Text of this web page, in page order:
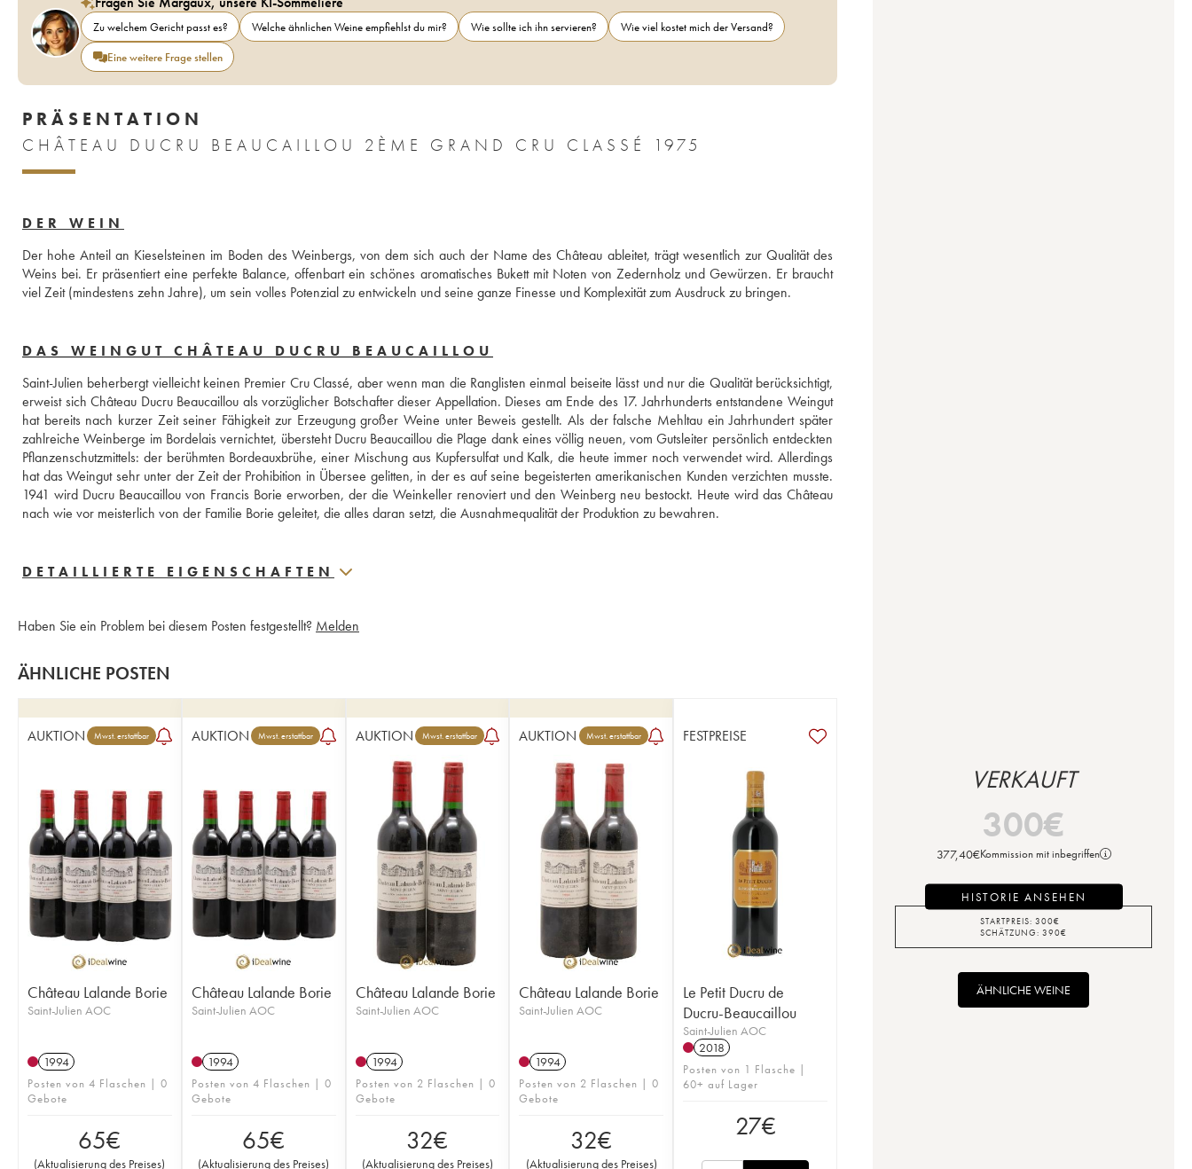
Zu welchem Gericht passt es? Welche ähnlichen Weine empfiehlst du mir? Wie sollte ich ihn servieren?
Wie viel kostet mich der Versand?
Eine weitere Frage stellen
PRÄSENTATION
CHÂTEAU DUCRU BEAUCAILLOU 2ÈME GRAND CRU CLASSÉ 1975
DER WEIN
Der hohe Anteil an Kieselsteinen im Boden des Weinbergs, von dem sich auch der Name des Château ableitet, trägt wesentlich zur Qualität des
Weins bei. Er präsentiert eine perfekte Balance, offenbart ein schönes aromatisches Bukett mit Noten von Zedernholz und Gewürzen. Er braucht
viel Zeit (mindestens zehn Jahre), um sein volles Potenzial zu entwickeln und seine ganze Finesse und Komplexität zum Ausdruck zu bringen.
DAS WEINGUT CHÂTEAU DUCRU BEAUCAILLOU
Saint-Julien beherbergt vielleicht keinen Premier Cru Classé, aber wenn man die Ranglisten einmal beiseite lässt und nur die Qualität berücksichtigt,
erweist sich Château Ducru Beaucaillou als vorzüglicher Botschafter dieser Appellation. Dieses am Ende des 17. Jahrhunderts entstandene Weingut
hat bereits nach kurzer Zeit seiner Fähigkeit zur Erzeugung großer Weine unter Beweis gestellt. Als der falsche Mehltau ein Jahrhundert später
zahlreiche Weinberge im Bordelais vernichtet, übersteht Ducru Beaucaillou die Plage dank eines völlig neuen, vom Gutsleiter persönlich entdeckten
Pflanzenschutzmittels: der berühmten Bordeauxbrühe, einer Mischung aus Kupfersulfat und Kalk, die heute immer noch verwendet wird. Allerdings
hat das Weingut sehr unter der Zeit der Prohibition in Übersee gelitten, in der es auf seine begeisterten amerikanischen Kunden verzichten musste.
1941 wird Ducru Beaucaillou von Francis Borie erworben, der die Weinkeller renoviert und den Weinberg neu bestockt. Heute wird das Château
nach wie vor meisterlich von der Familie Borie geleitet, die alles daran setzt, die Ausnahmequalität der Produktion zu bewahren.
DETAILLIERTE EIGENSCHAFTEN
Haben Sie ein Problem bei diesem Posten festgestellt? Melden
ÄHNLICHE POSTEN
AUKTION Mwst. erstattbar
Château Lalande Borie
Saint-Julien AOC
1994
Posten von 4 Flaschen | 0
Gebote
65€
(Aktualisierung des Preises)
AUKTION Mwst. erstattbar
Château Lalande Borie
Saint-Julien AOC
1994
Posten von 4 Flaschen | 0
Gebote
65€
(Aktualisierung des Preises)
AUKTION Mwst. erstattbar
Château Lalande Borie
Saint-Julien AOC
1994
Posten von 2 Flaschen | 0
Gebote
32€
(Aktualisierung des Preises)
AUKTION Mwst. erstattbar
Château Lalande Borie
Saint-Julien AOC
1994
Posten von 2 Flaschen | 0
Gebote
32€
(Aktualisierung des Preises)
FESTPREISE
Le Petit Ducru de
Ducru-Beaucaillou
Saint-Julien AOC
2018
Posten von 1 Flasche |
60+ auf Lager
27€
VERKAUFT
300€
377,40€Kommission mit inbegriffen
HISTORIE ANSEHEN
STARTPREIS: 300€
SCHÄTZUNG: 390€
ÄHNLICHE WEINE